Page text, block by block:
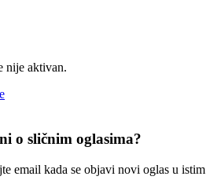
nije aktivan.
o sličnim oglasima?
email kada se objavi novi oglas u istim